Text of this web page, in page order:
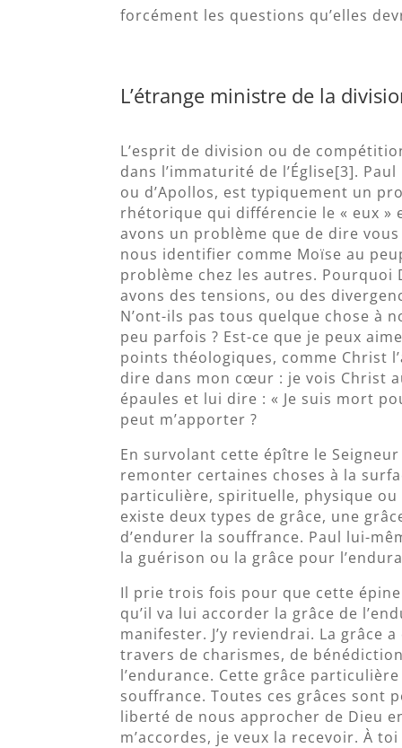
forcément les questions qu’elles
L’étrange ministre de la
L’esprit de division ou de
dans l’immaturité de l’Église[3].
ou d’Apollos, est typiquement un
rhétorique qui différencie le « eux »
avons un problème que de dire
nous identifier comme Moïse au
problème chez les autres.
avons des tensions, ou des
N’ont-ils pas tous quelque chose à
peu parfois ? Est-ce que je peux
points théologiques, comme Christ
dire dans mon cœur : je vois Christ
épaules et lui dire : « Je suis mort
peut m’apporter ?
En survolant cette épître le
remonter certaines choses à la
particulière, spirituelle, physique ou
existe deux types de grâce, une
d’endurer la souffrance. Paul lui-
la guérison ou la grâce pour
Il prie trois fois pour que cette
qu’il va lui accorder la grâce de
manifester. J’y reviendrai. La grâce
travers de charismes, de
l’endurance. Cette grâce
souffrance. Toutes ces grâces sont
liberté de nous approcher de Dieu
m’accordes, je veux la recevoir. À